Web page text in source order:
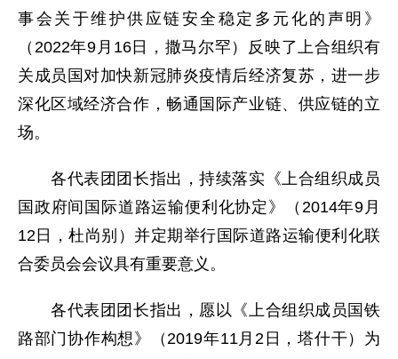
事会关于维护供应链安全稳定多元化的声明》
（2022年9月16日，撒马尔罕）反映了上合组织有
关成员国对加快新冠肺炎疫情后经济复苏，进一步
深化区域经济合作，畅通国际产业链、供应链的立
场。
各代表团团长指出，持续落实《上合组织成员
国政府间国际道路运输便利化协定》（2014年9月
12日，杜尚别）并定期举行国际道路运输便利化联
合委员会会议具有重要意义。
各代表团团长指出，愿以《上合组织成员国铁
路部门协作构想》（2019年11月2日，塔什干）为